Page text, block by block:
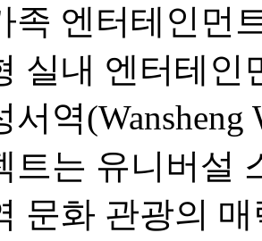
족 엔터테인먼
실내 엔터테인
서역
트는 유니버설
문화 관광의